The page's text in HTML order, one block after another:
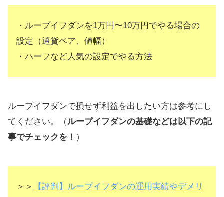
・ループイフダンを1万円〜10万円でやる場合の
設定（通貨ペア、値幅）
・ハーフなど人気の設定でやる方法
ループイフダンで損せず利益を出したい方は参考にし
てください。（ループイフダンの基礎などは以下の記
事でチェックを！ ）
＞＞
【評判】ループイフダンの運用実績やデメリ